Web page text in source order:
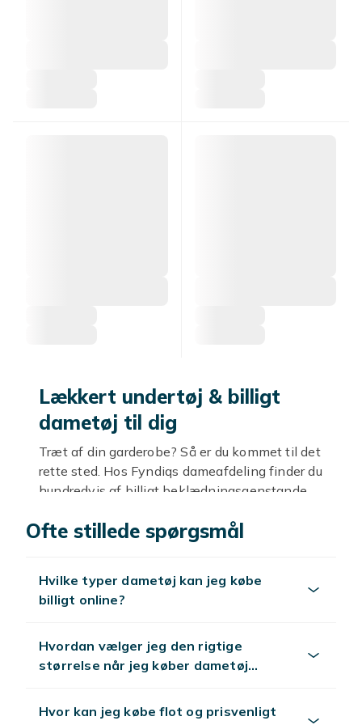
Lækkert undertøj & billigt
dametøj til dig
Træt af din garderobe? Så er du kommet til det
rette sted. Hos Fyndiqs dameafdeling finder du
hundredvis af billigt beklædningsgenstande
eller praktisk, vi har det meste. Derudover kan
Tips til et vellykket køb
tilfreds, når du køber dametøj online, er der en
række ting, du kan overveje. Dobbelttjek
valgt den rigtige. I tilfælde, hvor annoncerne
Ofte stillede spørgsmål
Hvilke typer dametøj kan jeg købe
billigt online?
Hvordan vælger jeg den rigtige
størrelse når jeg køber dametøj
Hvor kan jeg købe flot og prisvenligt